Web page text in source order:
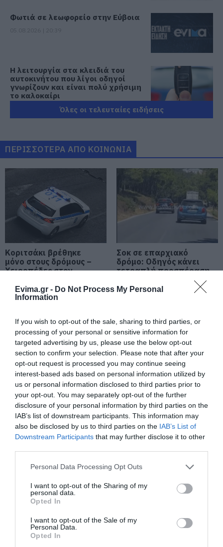
Evima.gr - Do Not Process My Personal
Information
If you wish to opt-out of the sale, sharing to third parties, or
processing of your personal or sensitive information for
targeted advertising by us, please use the below opt-out
section to confirm your selection. Please note that after your
opt-out request is processed you may continue seeing
interest-based ads based on personal information utilized by
us or personal information disclosed to third parties prior to
your opt-out. You may separately opt-out of the further
disclosure of your personal information by third parties on the
IAB’s list of downstream participants. This information may
also be disclosed by us to third parties on the IAB’s List of
Downstream Participants that may further disclose it to other
Please note that this website/app uses one or more Google
not limited to your visit or usage behaviour. You may click to
grant or deny consent to Google and its third-party tags to
use your data for below specified purposes in below Google
consent section.
Personal Data Processing Opt Outs
I want to opt-out of the Sharing of my
personal data.
Opted In
I want to opt-out of the Sale of my
Personal Data.
Opted In
Φωτιά σε λεωφορείο στην Εύβοια
Η λειτουργία στα κλειδιά του
αυτοκινήτου που λίγοι οδηγοί
γνωρίζουν και είναι πολύ χρήσιμη
το καλοκαίρι
05.08.2026 | 20:20
05.08.2026 | 20:00
Καραμπόλα τεσσάρων οχημάτων
προκάλεσε αναστάτωση στην
κυκλοφορία
05.08.2026 | 19:40
Νύχτα τρόμου στην Εύβοια:
Διέρρηξαν σπίτι 95χρονης και
προκάλεσαν σοβαρές ζημιές σε
ταβέρνα
Ο απόλυτος οδηγός για να ζήσεις
τη Σαντορίνη από τη θάλασσα
Κρίσιμες ώρες για άνδρα που
τραυματίστηκε σε τροχαίο στην
Εύβοια
05.08.2026 | 18:40
Τρόμος σε πτήση της Air India: Το
αεροσκάφος έχασε απότομα ύψος
– 17 τραυματίες
05.08.2026 | 18:20
Μεγάλη προσοχή στην Εύβοια:
Μύκονος: Έψαχναν τσάντα και
ανακάλυψη κάτω από τα βράχια
05.08.2026 | 17:40
Όλες οι τελευταίες ειδήσεις
ΠΕΡΙΣΣΟΤΕΡΑ ΑΠΟ ΚΟΙΝΩΝΙΑ
Κοριτσάκι βρέθηκε
μόνο στους δρόμους –
Χειροπέδες στον
Σοκ σε επαρχιακό
δρόμο: Οδηγός κάνει
τετραπλή προσπέραση
(βίντεο)
Η λειτουργία στα
κλειδιά του
αυτοκινήτου που λίγοι
οδηγοί γνωρίζουν και
είναι πολύ χρήσιμη το
καλοκαίρι
Καραμπόλα τεσσάρων
οχημάτων προκάλεσε
αναστάτωση στην
κυκλοφορία
Ο απόλυτος οδηγός για
να ζήσεις τη Σαντορίνη
Μύκονος: Έψαχναν